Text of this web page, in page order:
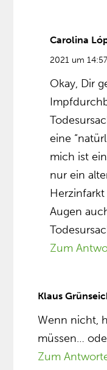
Carolina
2021 um 14:57
Okay, Dir
eine
mich ist
nur ein
Herzinfarkt
Augen
Zum
Klaus
Wenn nicht,
müssen…
Zum